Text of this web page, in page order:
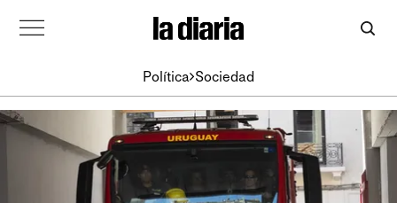
Política Sociedad